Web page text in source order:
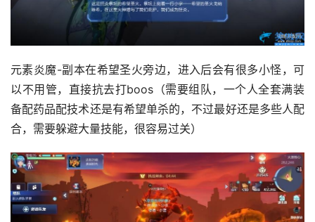
元素炎魔-副本在希望圣火旁边，进入后会有很多小怪，可
以不用管，直接抗去打boos（需要组队，一个人全套满装
备配药品配技术还是有希望单杀的，不过最好还是多些人配
合，需要躲避大量技能，很容易过关）